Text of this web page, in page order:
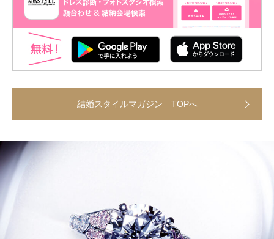
結婚スタイルマガジン TOPへ